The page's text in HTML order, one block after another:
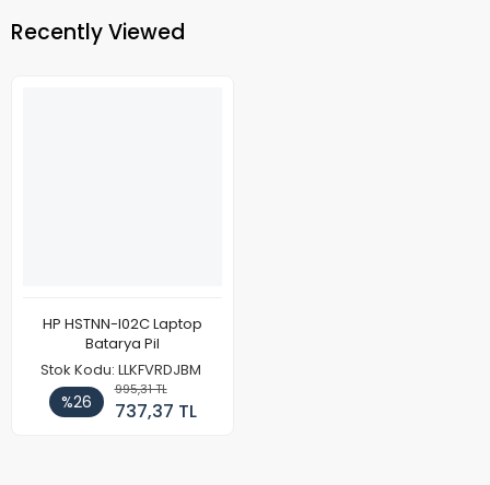
Recently Viewed
HP HSTNN-I02C Laptop
Batarya Pil
Stok Kodu: LLKFVRDJBM
%26
995,31 TL
737,37 TL